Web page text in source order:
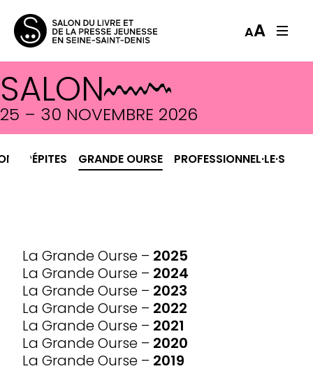
AA
GRANDE OURSE
SALON
25 – 30 NOVEMBRE 2026
PÉPITES GRANDE OURSE PROFESSIONNEL·LE·S
ARCHIVES
La Grande Ourse – 2025
La Grande Ourse – 2024
La Grande Ourse – 2023
La Grande Ourse – 2022
La Grande Ourse – 2021
La Grande Ourse – 2020
La Grande Ourse – 2019